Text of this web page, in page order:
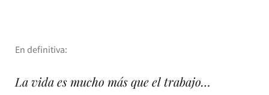
En definitiva:
La vida es mucho más que el trabajo…